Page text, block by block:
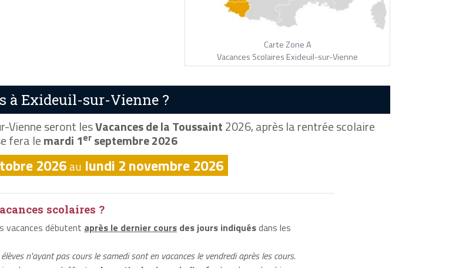
Carte Zone A
Vacances Scolaires Exideuil-sur-Vienne
à Exideuil-sur-Vienne ?
Vienne seront lesVacances de la Toussaint2026, après la rentrée scolaire
fera lemardi 1er septembre 2026
2026au lundi 2 novembre 2026
scolaires ?
vacances débutent après le dernier cours des jours indiquésdans les
n'ayant pas cours le samedi sont en vacances le vendredi après les cours.